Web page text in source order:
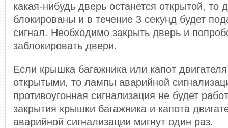
какая-нибудь дверь останется открытой, то
блокированы и в течение 3 секунд будет
сигнал. Необходимо закрыть дверь и
заблокировать двери.
Если крышка багажника или капот двигателя
открытыми, то лампы аварийной
противоугонная сигнализация не будет
закрытия крышки багажника и капота
аварийной сигнализации мигнут один раз.